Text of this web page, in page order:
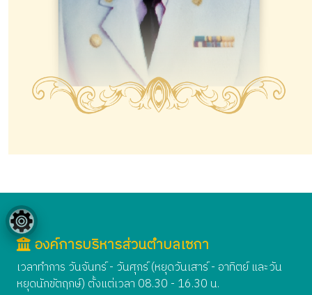
องค์การบริหารส่วนตำบลเซกา
เวลาทำการ วันจันทร์ - วันศุกร์ (หยุดวันเสาร์ - อาทิตย์ และวัน
หยุดนักขัตฤกษ์) ตั้งแต่เวลา 08.30 - 16.30 น.